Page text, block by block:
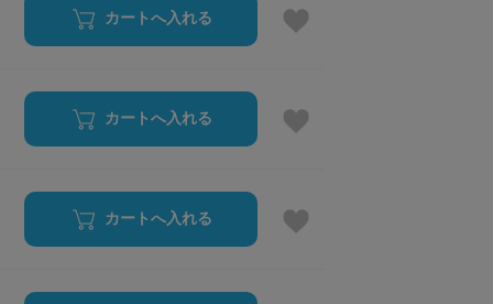
カートへ入れる
カートへ入れる
カートへ入れる